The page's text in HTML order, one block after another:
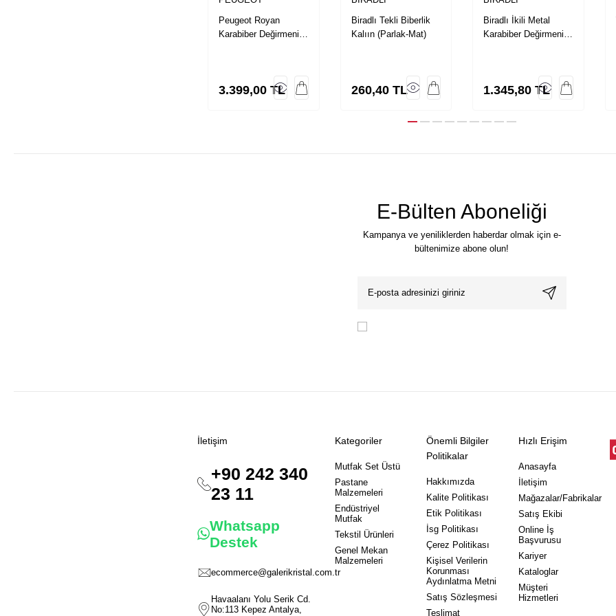
Peugeot Royan
Karabiber Değirmeni
3.399,00 TL
Biradlı Tekli Biberlik
Kalıın (Parlak-Mat)
260,40TL
Biradlı İkili Metal
Karabiber Değirmeni
1.345,80 TL
E-Bülten Aboneliği
Kampanya ve yeniliklerden haberdar olmak için e-
bültenimize abone olun!
İletişim
+90 242 340
23 11
Whatsapp
Destek
ecommerce@galerikristal.com.tr
Havaalanı Yolu Serik Cd.
No:113 Kepez Antalya,
Kategoriler
Mutfak Set Üstü
Pastane
Malzemeleri
Endüstriyel
Mutfak
Tekstil Ürünleri
Genel Mekan
Malzemeleri
Önemli Bilgiler
Politikalar
Hakkımızda
Kalite Politikası
Etik Politikası
İsg Politikası
Çerez Politikası
Kişisel Verilerin
Korunması
Aydınlatma Metni
Satış Sözleşmesi
Teslimat
Hızlı Erişim
Anasayfa
İletişim
Mağazalar/Fabrikalar
Satış Ekibi
Online İş
Başvurusu
Kariyer
Kataloglar
Müşteri
Hizmetleri